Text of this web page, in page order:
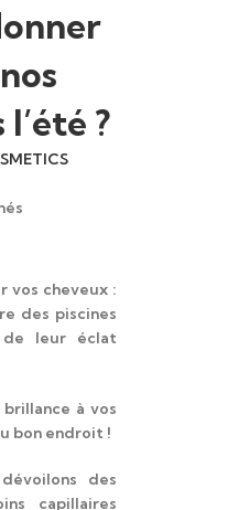
?
vos cheveux :
des piscines
de leur éclat
à vos
bon endroit !
des
capillaires